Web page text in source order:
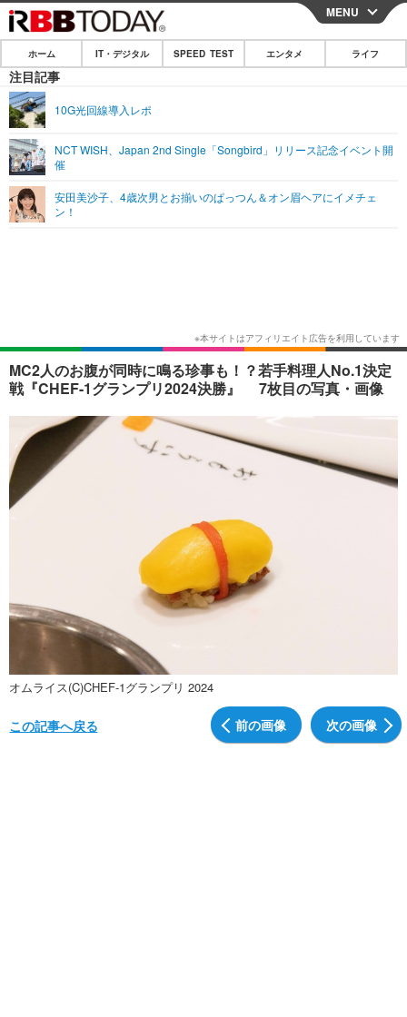
CLOSE
ホーム
IT・デジタル
ショッピング その他
SPEED TEST
エンタメ
エンタメTOP
ショッピング その他
ライフ
MENU
ホーム IT・デジタル SPEED TEST エンタメ ライフ
注目記事
10G光回線導入レポ
NCT WISH、Japan 2nd Single「Songbird」リリース記念イベント開
催
安田美沙子、4歳次男とお揃いのぱっつん＆オン眉ヘアにイメチェ
ン！
MC2人のお腹が同時に鳴る珍事も！？若手料理人No.1決定
戦『CHEF-1グランプリ2024決勝』 7枚目の写真・画像
オムライス(C)CHEF-1グランプリ 2024
前の画像 次の画像
この記事へ戻る